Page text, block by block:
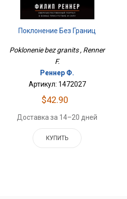
Поклонение Без Границ
Poklonenie bez granits , Renner
F.
Реннер Ф.
Артикул: 1472027
$42.90
Доставка за 14–20 дней
КУПИТЬ